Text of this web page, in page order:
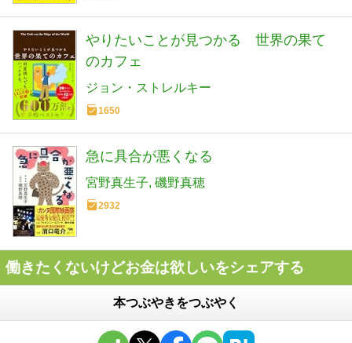
やりたいことが見つかる 世界の果て
のカフェ
ジョン・ストレルキー
1650
急に具合が悪くなる
宮野真生子 磯野真穂
2932
働きたくないけどお金は欲しいをシェアする
本つぶやきをつぶやく